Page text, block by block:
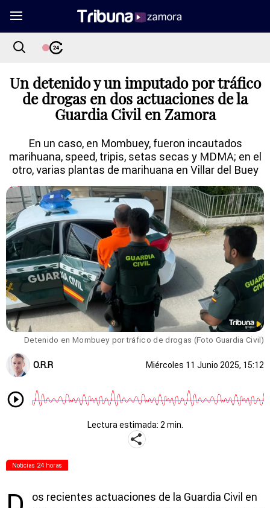
Un detenido y un imputado por tráfico
de drogas en dos actuaciones de la
Guardia Civil en Zamora
En un caso, en Mombuey, fueron incautados
marihuana, speed, tripis, setas secas y MDMA; en el
otro, varias plantas de marihuana en Villar del Buey
Detenido en Mombuey por tráfico de drogas (Foto Guardia Civil)
O.R.R Miércoles 11 Junio 2025, 15:12
Lectura estimada: 2 min.
Noticias 24 horas
os recientes actuaciones de la Guardia Civil en